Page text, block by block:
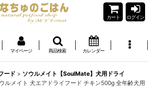
カート ログイン
マイページ 商品検索 カレンダー
ード > ソウルメイト【SoulMate】犬用ドライ
ルメイト 犬エアドライフード チキン500g 全年齢犬用